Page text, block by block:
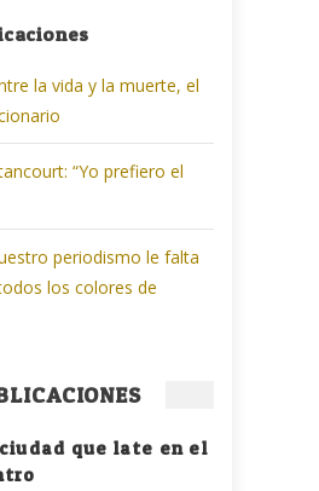
la vida y la muerte, el
“Yo prefiero el
periodismo le falta
los colores de
que late en el